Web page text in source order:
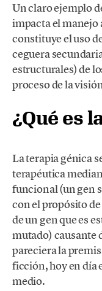
Un claro ejemplo
impacta el manejo
constituye el uso
ceguera
estructurales) de
proceso de la
¿Qué es
La terapia génica
terapéutica
funcional (un gen
con el propósito
de un gen que es
mutado) causante
pareciera la
ficción, hoy en día
medio.